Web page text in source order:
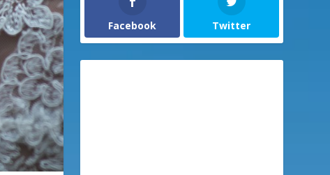
Facebook Twitter